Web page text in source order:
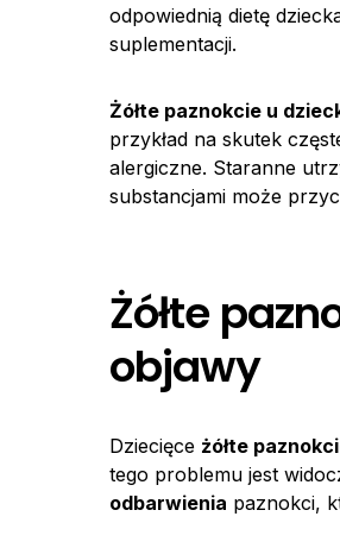
odpowiednią dietę
suplementacji.
Żółte paznokcie u
przykład na skutek
alergiczne. Staranne
substancjami może
Żółte
objawy
Dziecięce żółte
tego problemu jest
odbarwienia paznokci,